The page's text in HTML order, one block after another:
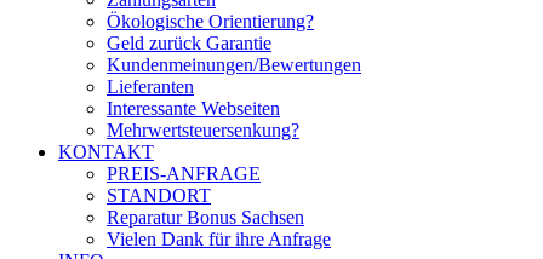
Ökologische Orientierung?
Geld zurück Garantie
Kundenmeinungen/Bewertungen
Lieferanten
Interessante Webseiten
Mehrwertsteuersenkung?
KONTAKT
PREIS-ANFRAGE
STANDORT
Reparatur Bonus Sachsen
Vielen Dank für ihre Anfrage